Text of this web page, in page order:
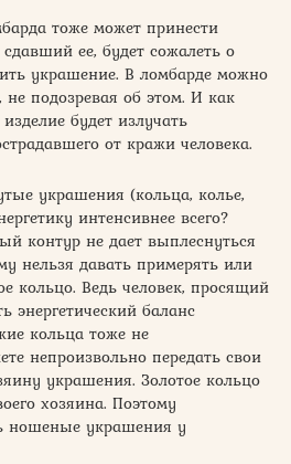
тоже может принести
ее, будет сожалеть о
украшение. В ломбарде можно
подозревая об этом. И как
будет излучать
от кражи человека.
украшения (кольца, колье,
интенсивнее всего?
контур не дает выплеснуться
нельзя давать примерять или
кольцо. Ведь человек, просящий
энергетический баланс
кольца тоже не
непроизвольно передать свои
украшения. Золотое кольцо
хозяина. Поэтому
ношеные украшения у